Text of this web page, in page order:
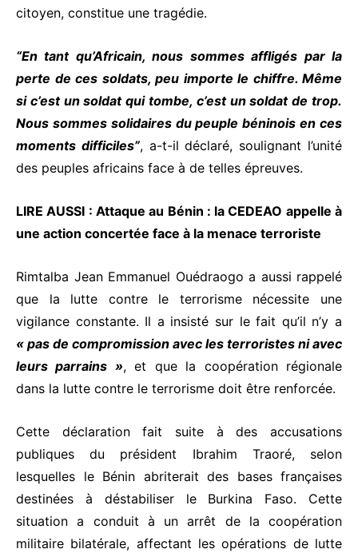
citoyen, constitue une tragédie.
“En tant qu’Africain, nous sommes affligés par la
perte de ces soldats, peu importe le chiffre. Même
si c’est un soldat qui tombe, c’est un soldat de trop.
Nous sommes solidaires du peuple béninois en ces
moments difficiles”, a-t-il déclaré, soulignant l’unité
des peuples africains face à de telles épreuves.
LIRE AUSSI : Attaque au Bénin : la CEDEAO appelle à
une action concertée face à la menace terroriste
Rimtalba Jean Emmanuel Ouédraogo a aussi rappelé
que la lutte contre le terrorisme nécessite une
vigilance constante. Il a insisté sur le fait qu’il n’y a
« pas de compromission avec les terroristes ni avec
leurs parrains », et que la coopération régionale
dans la lutte contre le terrorisme doit être renforcée.
Cette déclaration fait suite à des accusations
publiques du président Ibrahim Traoré, selon
lesquelles le Bénin abriterait des bases françaises
destinées à déstabiliser le Burkina Faso. Cette
situation a conduit à un arrêt de la coopération
militaire bilatérale, affectant les opérations de lutte